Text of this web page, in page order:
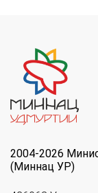
2004-2026
(Миннац УР)